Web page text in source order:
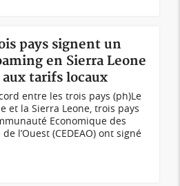
pays signent un
en Sierra Leone
tarifs locaux
entre les trois pays (ph)Le
et la Sierra Leone, trois pays
Economique des
l’Ouest (CEDEAO) ont signé